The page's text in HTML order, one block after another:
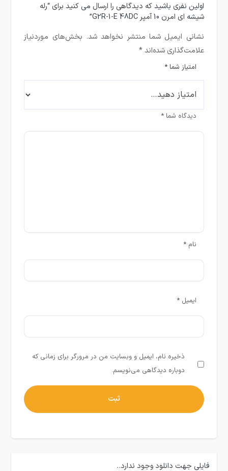
اولین نفری باشید که دیدگاهی را ارسال می کنید برای “رله
شیشه ای امرن 10 آمپر G2R-1-E 48DC”
نشانی ایمیل شما منتشر نخواهد شد. بخش‌های موردنیاز
علامت‌گذاری شده‌اند*
امتیاز شما*
دیدگاه شما*
نام*
ایمیل*
ذخیره نام، ایمیل و وبسایت من در مرورگر برای زمانی که
دوباره دیدگاهی می‌نویسم.
فایلی جهت دانلود وجود ندارد..